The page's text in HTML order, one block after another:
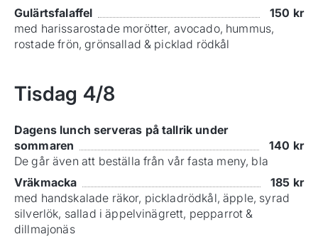
Gulärtsfalaffel
150 kr
med harissarostade morötter, avocado, hummus,
rostade frön, grönsallad & picklad rödkål
Tisdag 4/8
Dagens lunch serveras på tallrik under
sommaren
140 kr
De går även att beställa från vår fasta meny, bla
Vräkmacka
185 kr
med handskalade räkor, pickladrödkål, äpple, syrad
silverlök, sallad i äppelvinägrett, pepparrot &
dillmajonäs